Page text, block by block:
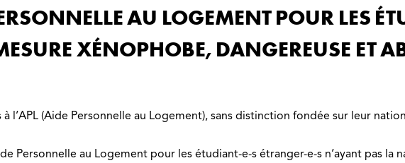
AU LOGEMENT POUR LES
XÉNOPHOBE, DANGEREUSE ET
l’APL (Aide Personnelle au Logement), sans distinction fondée sur leur
Personnelle au Logement pour les étudiant-e-s étranger-e-s n’ayant pas la